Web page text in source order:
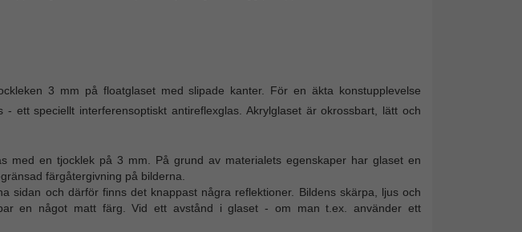
3 mm på floatglaset med slipade kanter. För en äkta konstupplevelse
- ett speciellt interferensoptiskt antireflexglas. Akrylglaset är okrossbart, lätt och
med en tjocklek på 3 mm. På grund av materialets egenskaper har glaset en
färgåtergivning på bilderna.
sidan och därför finns det knappast några reflektioner. Bildens skärpa, ljus och
en något matt färg. Vid ett avstånd i glaset - om man t.ex. använder ett